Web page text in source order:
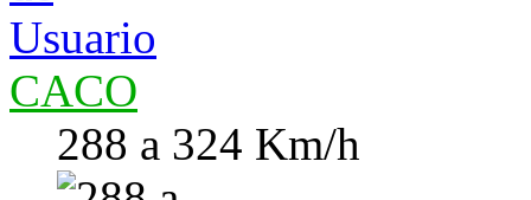
CACO
288 a 324 Km/h